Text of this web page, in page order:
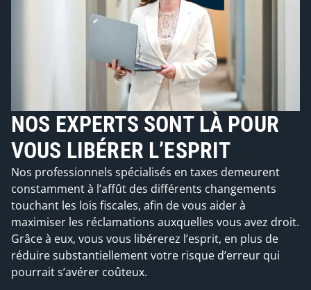
NOS EXPERTS SONT LÀ POUR
VOUS LIBÉRER L’ESPRIT
Nos professionnels spécialisés en taxes demeurent
constamment à l’affût des différents changements
touchant les lois fiscales, afin de vous aider à
maximiser les réclamations auxquelles vous avez droit.
Grâce à eux, vous vous libérerez l’esprit, en plus de
réduire substantiellement votre risque d’erreur qui
pourrait s’avérer coûteux.